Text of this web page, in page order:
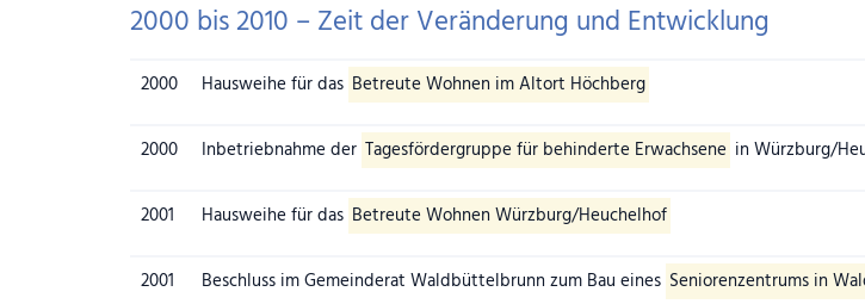
2000 bis 2010 – Zeit der Veränderung und Entwicklung
Jahr Ereignis
2000 Hausweihe für das Betreute Wohnen im Altort Höchberg
2000 Inbetriebnahme der Tagesfördergruppe für behinderte Erwachsene in Würzburg/
2001 Hausweihe für das Betreute Wohnen Würzburg/Heuchelhof
2001 Beschluss im Gemeinderat Waldbüttelbrunn zum Bau eines Seniorenzentrums in